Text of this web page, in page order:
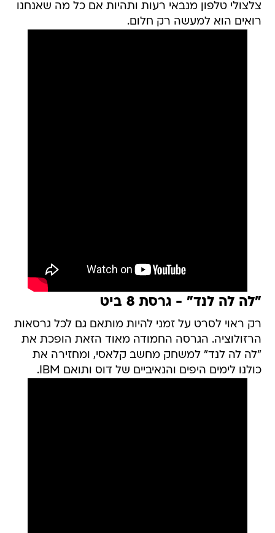
צלצולי טלפון מנבאי רעות ותהיות אם כל מה שאנחנו
רואים הוא למעשה רק חלום.
"לה לה לנד" - גרסת 8 ביט
רק ראוי לסרט על זמני להיות מותאם גם לכל גרסאות
הרזולוציה. הגרסה החמודה מאוד הזאת הופכת את
"לה לה לנד" למשחק מחשב קלאסי, ומחזירה את
כולנו לימים היפים והנאיביים של דוס ותואם IBM.